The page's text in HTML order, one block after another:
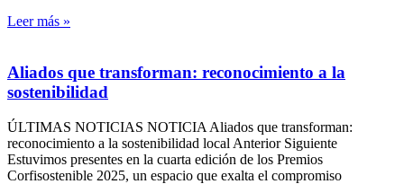
Leer más »
Aliados que transforman: reconocimiento a la
sostenibilidad
ÚLTIMAS NOTICIAS NOTICIA Aliados que transforman:
reconocimiento a la sostenibilidad local Anterior Siguiente
Estuvimos presentes en la cuarta edición de los Premios
Corfisostenible 2025, un espacio que exalta el compromiso